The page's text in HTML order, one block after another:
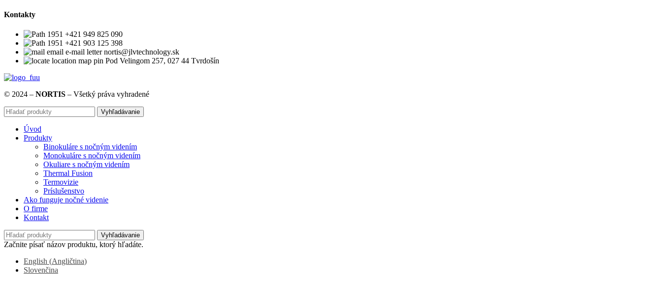
Kontakty
+421 949 825 090
+421 903 125 398
nortis@jlvtechnology.sk
Pod Velingom 257, 027 44 Tvrdošín
© 2024 – NORTIS – Všetký práva vyhradené
Vyhľadávanie
Úvod
Produkty
Binokuláre s nočným videním
Monokuláre s nočným videním
Okuliare s nočným videním
Thermal Fusion
Termovizie
Príslušenstvo
Ako funguje nočné videnie
O firme
Kontakt
Vyhľadávanie
Začnite písať názov produktu, ktorý hľadáte.
English (Angličtina)
Slovenčina